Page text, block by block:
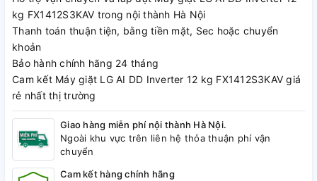
kg FX1412S3KAV trong nội thành Hà Nội
Thanh toán thuận tiện, bằng tiền mặt, Sec hoặc chuyển
khoản
Bảo hành chính hãng 24 tháng
Cam kết Máy giặt LG AI DD Inverter 12 kg FX1412S3KAV giá
rẻ nhất thị trường
Giao hàng miễn phí nội thành Hà Nội.
Ngoài khu vực trên liên hệ thỏa thuận phí vận
chuyển
Cam kết hàng chính hãng